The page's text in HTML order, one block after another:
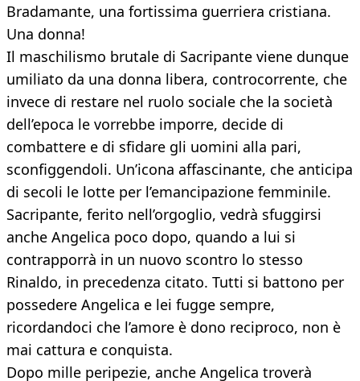
Bradamante, una fortissima guerriera cristiana.
Una donna!
Il maschilismo brutale di Sacripante viene dunque
umiliato da una donna libera, controcorrente, che
invece di restare nel ruolo sociale che la società
dell’epoca le vorrebbe imporre, decide di
combattere e di sfidare gli uomini alla pari,
sconfiggendoli. Un’icona affascinante, che anticipa
di secoli le lotte per l’emancipazione femminile.
Sacripante, ferito nell’orgoglio, vedrà sfuggirsi
anche Angelica poco dopo, quando a lui si
contrapporrà in un nuovo scontro lo stesso
Rinaldo, in precedenza citato. Tutti si battono per
possedere Angelica e lei fugge sempre,
ricordandoci che l’amore è dono reciproco, non è
mai cattura e conquista.
Dopo mille peripezie, anche Angelica troverà